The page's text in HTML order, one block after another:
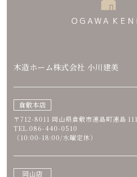
木造ホーム株式会社 小川建美
倉敷本店
〒712-8011 岡山県倉敷市連島町連島 111
TEL.086-440-0510
（10:00-18:00/水曜定休）
岡山店